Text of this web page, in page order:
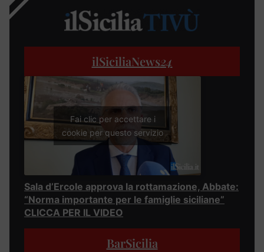
ilSiciliaNews24
Fai clic per accettare i
cookie per questo servizio
Sala d’Ercole approva la rottamazione, Abbate:
“Norma importante per le famiglie siciliane”
CLICCA PER IL VIDEO
BarSicilia